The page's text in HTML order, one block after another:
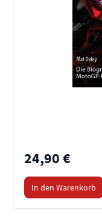
24,90 €
In den Warenkorb